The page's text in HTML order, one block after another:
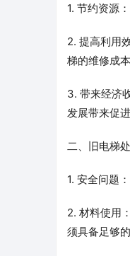
1. 节约资源
2. 提高利用
梯的维修成本
3. 带来经济
发展带来促进
二、旧电梯
1. 安全问题
2. 材料使用
须具备足够